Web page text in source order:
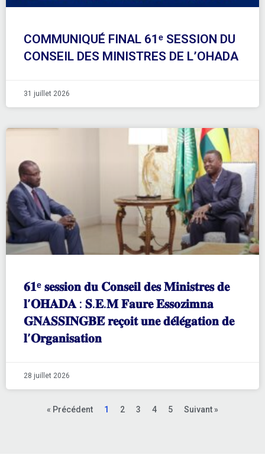
COMMUNIQUÉ FINAL 61ᵉ SESSION DU
CONSEIL DES MINISTRES DE L’OHADA
31 juillet 2026
𝟔𝟏ᵉ 𝐬𝐞𝐬𝐬𝐢𝐨𝐧 𝐝𝐮 𝐂𝐨𝐧𝐬𝐞𝐢𝐥 𝐝𝐞𝐬 𝐌𝐢𝐧𝐢𝐬𝐭𝐫𝐞𝐬 𝐝𝐞
𝐥’𝐎𝐇𝐀𝐃𝐀 : 𝐒.𝐄.𝐌 𝐅𝐚𝐮𝐫𝐞 𝐄𝐬𝐬𝐨𝐳𝐢𝐦𝐧𝐚
𝐆𝐍𝐀𝐒𝐒𝐈𝐍𝐆𝐁𝐄́ 𝐫𝐞𝐜̧𝐨𝐢𝐭 𝐮𝐧𝐞 𝐝𝐞́𝐥𝐞́𝐠𝐚𝐭𝐢𝐨𝐧 𝐝𝐞
𝐥’𝐎𝐫𝐠𝐚𝐧𝐢𝐬𝐚𝐭𝐢𝐨𝐧
28 juillet 2026
« Précédent 1 2 3 4 5 Suivant »